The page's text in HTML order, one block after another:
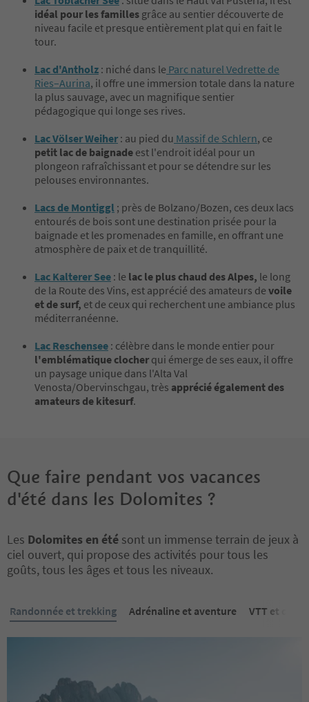
idéal pour les familles grâce au sentier découverte de
niveau facile et presque entièrement plat qui en fait le
tour.
Lac d'Antholz : niché dans le Parc naturel Vedrette de
Ries–Aurina, il offre une immersion totale dans la nature
la plus sauvage, avec un magnifique sentier
pédagogique qui longe ses rives.
Lac Völser Weiher : au pied du Massif de Schlern, ce
petit lac de baignade est l'endroit idéal pour un
plongeon rafraîchissant et pour se détendre sur les
pelouses environnantes.
Lacs de Montiggl ; près de Bolzano/Bozen, ces deux lacs
entourés de bois sont une destination prisée pour la
baignade et les promenades en famille, en offrant une
atmosphère de paix et de tranquillité.
Lac Kalterer See : le lac le plus chaud des Alpes, le long
de la Route des Vins, est apprécié des amateurs de voile
et de surf, et de ceux qui recherchent une ambiance plus
méditerranéenne.
Lac Reschensee : célèbre dans le monde entier pour
l'emblématique clocher qui émerge de ses eaux, il offre
un paysage unique dans l'Alta Val
Venosta/Obervinschgau, très apprécié également des
amateurs de kitesurf.
Que faire pendant vos vacances
d'été dans les Dolomites ?
Les Dolomites en été sont un immense terrain de jeux à
ciel ouvert, qui propose des activités pour tous les
goûts, tous les âges et tous les niveaux.
Randonnée et trekking Adrénaline et aventure VTT et